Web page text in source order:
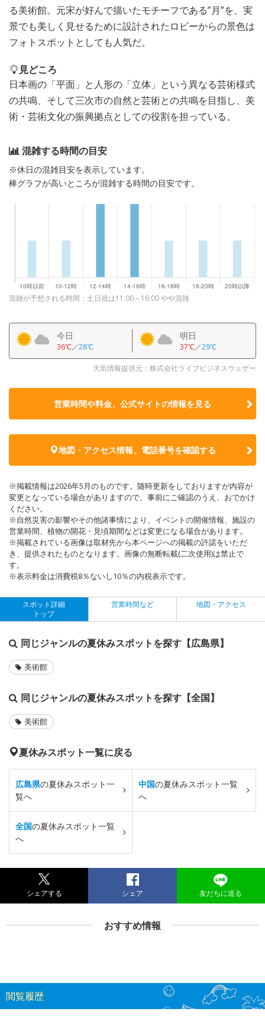
る美術館。元宋が好んで描いたモチーフである”月”を、実
景でも美しく見せるために設計されたロビーからの景色は
フォトスポットとしても人気だ。
見どころ
日本画の「平面」と人形の「立体」という異なる芸術様式
の共鳴、そして三次市の自然と芸術との共鳴を目指し、美
術・芸術文化の振興拠点としての役割を担っている。
混雑する時間の目安
※休日の混雑目安を表示しています。
棒グラフが高いところが混雑する時間の目安です。
混雑が予想される時間：土日祝は11:00～16:00 やや混雑
今日
36℃／28℃
明日
37℃／29℃
天気情報提供元：株式会社ライフビジネスウェザー
営業時間や料金、公式サイトの情報を見る
地図・アクセス情報、電話番号を確認する
※掲載情報は2026年5月のものです。随時更新をしておりますが内容が
変更となっている場合がありますので、事前にご確認のうえ、おでかけ
ください。
※自然災害の影響やその他諸事情により、イベントの開催情報、施設の
営業時間、植物の開花・見頃期間などは変更になる場合があります。
※掲載されている画像は取材先から本ページへの掲載の許諾をいただ
き、提供されたものとなります。画像の無断転載(二次使用)は禁止で
す。
※表示料金は消費税8％ないし10％の内税表示です。
スポット詳細
トップ
営業時間など 地図・アクセス
同じジャンルの夏休みスポットを探す【広島県】
美術館
同じジャンルの夏休みスポットを探す【全国】
美術館
夏休みスポット一覧に戻る
広島県の夏休みスポット一
覧へ
中国の夏休みスポット一覧
へ
全国の夏休みスポット一覧
へ
シェアする シェア 友だちに送る
おすすめ情報
閲覧履歴